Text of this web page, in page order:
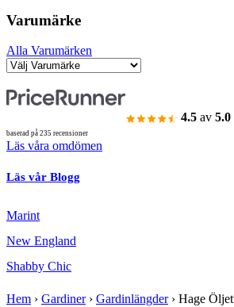
Varumärke
Alla Varumärken
4.5 av 5.0
baserad på 235 recensioner
Läs våra omdömen
Läs vår Blogg
Marint
New England
Shabby Chic
Hem › Gardiner› Gardinlängder› Hage